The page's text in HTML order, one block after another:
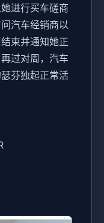
进行买车磋商
汽车经销商以
束并通知她正
过对周，汽车
芬独起正常活